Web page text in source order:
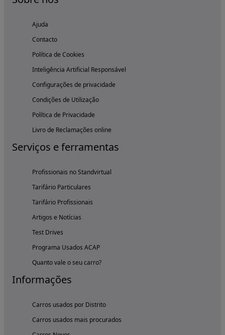
Ajuda
Contacto
Política de Cookies
Inteligência Artificial Responsável
Configurações de privacidade
Condições de Utilização
Política de Privacidade
Livro de Reclamações online
Serviços e ferramentas
Profissionais no Standvirtual
Tarifário Particulares
Tarifário Profissionais
Artigos e Notícias
Test Drives
Programa Usados ACAP
Quanto vale o seu carro?
Informações
Carros usados por Distrito
Carros usados mais procurados